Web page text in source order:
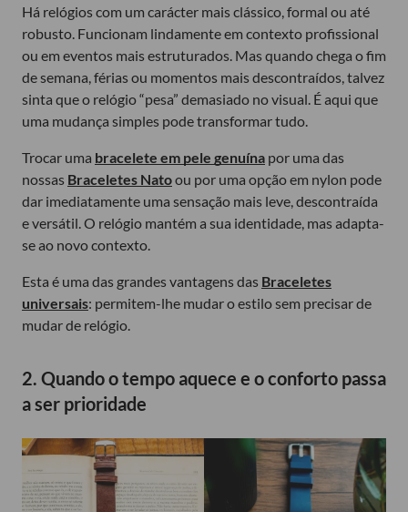
Há relógios com um carácter mais clássico, formal ou até
robusto. Funcionam lindamente em contexto profissional
ou em eventos mais estruturados. Mas quando chega o fim
de semana, férias ou momentos mais descontraídos, talvez
sinta que o relógio “pesa” demasiado no visual. É aqui que
uma mudança simples pode transformar tudo.
Trocar uma bracelete em pele genuína por uma das
nossas Braceletes Natoou por uma opção em nylon pode
dar imediatamente uma sensação mais leve, descontraída
e versátil. O relógio mantém a sua identidade, mas adapta-
se ao novo contexto.
Esta é uma das grandes vantagens das Braceletes
universais: permitem-lhe mudar o estilo sem precisar de
mudar de relógio.
2. Quando o tempo aquece e o conforto passa
a ser prioridade